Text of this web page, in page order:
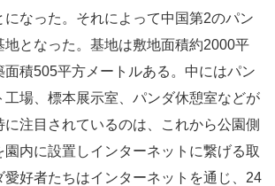
になった。それによって中国第2のパン
地となった。基地は敷地面積約2000平
面積505平方メートルある。中にはパン
工場、標本展示室、パンダ休憩室などが
注目されているのは、これから公園側
園内に設置しインターネットに繋げる取
愛好者たちはインターネットを通じ、24